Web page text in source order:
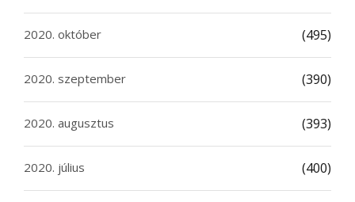
2020. október (495)
2020. szeptember (390)
2020. augusztus (393)
2020. július (400)